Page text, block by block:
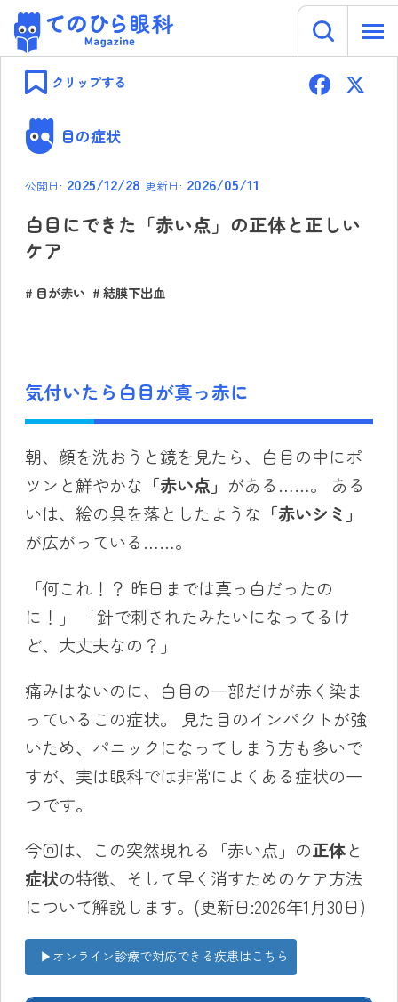
Skip
content
てのひら眼科 Magazine
目の症状
クリップする F
ok
公開日: 2025/12/28 更新日: 2026/05/11
白目にできた「赤い点」の正体と正しい
ケア
目が赤い 結膜下出血
気付いたら白目が真っ赤に
朝、顔を洗おうと鏡を見たら、白目の中にポ
ツンと鮮やかな 「赤い点」 がある……。
ある
いは、絵の具を落としたような 「赤いシミ」
が広がっている……。
「何これ！？ 昨日までは真っ白だったの
に！」 「針で刺されたみたいになってるけ
ど、大丈夫なの？」
痛みはないのに、白目の一部だけが赤く染ま
っているこの症状。 見た目のインパクトが強
いため、パニックになってしまう方も多いで
すが、実は眼科では非常によくある症状の一
つです。
今回は、この突然現れる「赤い点」の正体と
症状の特徴、そして早く消すためのケア方法
について解説します。(更新日:2026年1月30日)
▶︎オンライン診療で対応できる疾患はこちら